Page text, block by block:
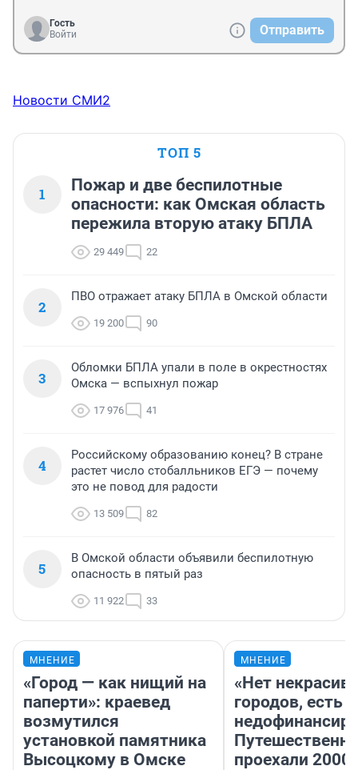
Гость
Войти
Отправить
Новости СМИ2
ТОП 5
1
Пожар и две беспилотные
опасности: как Омская область
пережила вторую атаку БПЛА
29 449 22
2
ПВО отражает атаку БПЛА в Омской области
19 200 90
3
Обломки БПЛА упали в поле в окрестностях
Омска — вспыхнул пожар
17 976 41
4
Российскому образованию конец? В стране
растет число стобалльников ЕГЭ — почему
это не повод для радости
13 509 82
5
В Омской области объявили беспилотную
опасность в пятый раз
11 922 33
МНЕНИЕ
«Город — как нищий на
паперти»: краевед
возмутился
установкой памятника
Высоцкому в Омске
МНЕНИЕ
«Нет
городов, есть
проехали 2000